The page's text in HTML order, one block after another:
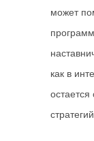
может
как в